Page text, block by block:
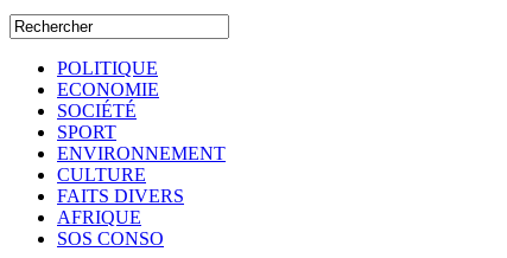
POLITIQUE
ECONOMIE
SOCIÉTÉ
SPORT
ENVIRONNEMENT
CULTURE
FAITS DIVERS
AFRIQUE
SOS CONSO